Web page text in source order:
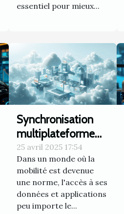
essentiel pour mieux...
Synchronisation
multiplateforme
dans les
applications cloud
solutions et
bénéfices pour
l'utilisateur
25 avril 2025 17:54
Dans un monde où la
mobilité est devenue
une norme, l'accès à ses
données et applications
peu importe le...